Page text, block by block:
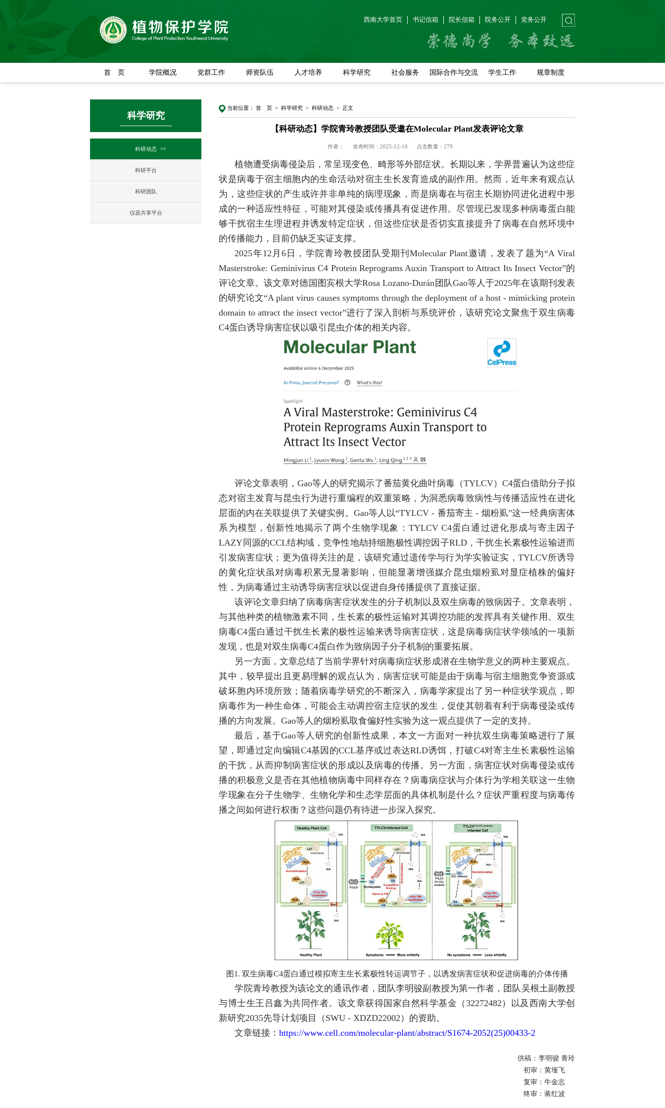
西南大学首页 书记信箱 院长信箱 院务公开 党务公开
首 页 学院概况 党群工作 师资队伍 人才培养 科学研究 社会服务 国际合作与交流 学生工作 规章制度
科学研究
科研动态
科研平台
科研团队
仪器共享平台
当前位置： 首 页> 科学研究> 科研动态> 正文
【科研动态】学院青玲教授团队受邀在Molecular Plant发表评论文章
作者： 发布时间：2025-12-10 点击数量： 279
植物遭受病毒侵染后，常呈现变色、畸形等外部症状。长期以来，学界普遍认为这些症
状是病毒于宿主细胞内的生命活动对宿主生长发育造成的副作用。然而，近年来有观点认
为，这些症状的产生或许并非单纯的病理现象，而是病毒在与宿主长期协同进化进程中形
成的一种适应性特征，可能对其侵染或传播具有促进作用。尽管现已发现多种病毒蛋白能
够干扰宿主生理进程并诱发特定症状，但这些症状是否切实直接提升了病毒在自然环境中
的传播能力，目前仍缺乏实证支撑。
2025年12 月6 日，学院青玲教授团队受期刊Molecular Plant邀请，发表了题为“A Viral
Masterstroke: Geminivirus C4 Protein Reprograms Auxin Transport to Attract Its Insect Vector”的
评论文章。该文章对德国图宾根大学Rosa Lozano-Durán 团队Gao等人于2025年在该期刊发表
的研究论文“A plant virus causes symptoms through the deployment of a host - mimicking protein
domain to attract the insect vector”进行了深入剖析与系统评价，该研究论文聚焦于双生病毒
C4蛋白诱导病害症状以吸引昆虫介体的相关内容。
评论文章表明， Gao等人的研究揭示了番茄黄化曲叶病毒（TYLCV） C4蛋白借助分子拟
态对宿主发育与昆虫行为进行重编程的双重策略，为洞悉病毒致病性与传播适应性在进化
层面的内在关联提供了关键实例。 Gao等人以“TYLCV - 番茄寄主 - 烟粉虱”这一经典病害体
系为模型，创新性地揭示了两个生物学现象： TYLCV C4蛋白通过进化形成与寄主因子
LAZY 同源的CCL结构域，竞争性地劫持细胞极性调控因子RLD，干扰生长素极性运输进而
引发病害症状；更为值得关注的是，该研究通过遗传学与行为学实验证实，TYLCV所诱导
的黄化症状虽对病毒积累无显著影响，但能显著增强媒介昆虫烟粉虱对显症植株的偏好
性，为病毒通过主动诱导病害症状以促进自身传播提供了直接证据。
该评论文章归纳了病毒病害症状发生的分子机制以及双生病毒的致病因子。文章表明，
与其他种类的植物激素不同，生长素的极性运输对其调控功能的发挥具有关键作用。双生
病毒C4蛋白通过干扰生长素的极性运输来诱导病害症状，这是病毒病症状学领域的一项新
发现，也是对双生病毒C4蛋白作为致病因子分子机制的重要拓展。
另一方面，文章总结了当前学界针对病毒病症状形成潜在生物学意义的两种主要观点。
其中，较早提出且更易理解的观点认为，病害症状可能是由于病毒与宿主细胞竞争资源或
破坏胞内环境所致；随着病毒学研究的不断深入，病毒学家提出了另一种症状学观点，即
病毒作为一种生命体，可能会主动调控宿主症状的发生，促使其朝着有利于病毒侵染或传
播的方向发展。Gao等人的烟粉虱取食偏好性实验为这一观点提供了一定的支持。
最后，基于Gao等人研究的创新性成果，本文一方面对一种抗双生病毒策略进行了展
望，即通过定向编辑C4基因的CCL基序或过表达RLD诱饵，打破C4对寄主生长素极性运输
的干扰，从而抑制病害症状的形成以及病毒的传播。另一方面，病害症状对病毒侵染或传
播的积极意义是否在其他植物病毒中同样存在？病毒病症状与介体行为学相关联这一生物
学现象在分子生物学、生物化学和生态学层面的具体机制是什么？症状严重程度与病毒传
播之间如何进行权衡？这些问题仍有待进一步深入探究。
图1. 双生病毒C4蛋白通过模拟寄主生长素极性转运调节子，以诱发病害症状和促进病毒的介体传播
学院青玲教授为该论文的通讯作者，团队李明骏副教授为第一作者，团队吴根土副教授
与博士生王吕鑫为共同作者。该文章获得国家自然科学基金（ 32272482 ）以及西南大学创
新研究2035先导计划项目（ SWU - XDZD22002 ）的资助。
文章链接：https://www.cell.com/molecular-plant/abstract/S1674-2052(25)00433-2
供稿：李明骏 青玲
初审：黄垭飞
复审：牛金志
终审：蒋红波